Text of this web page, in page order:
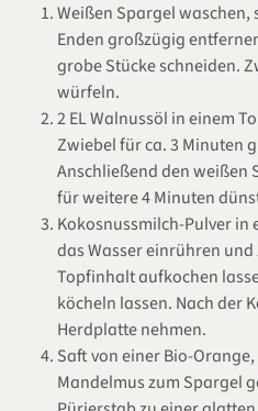
Weißen Spargel
Enden großzügig
grobe Stücke schneiden.
würfeln.
2 EL Walnussöl in einem
Zwiebel für ca. 3 Minuten
Anschließend den weißen
für weitere 4 Minuten
Kokosnussmilch-Pulver in
das Wasser einrühren
Topfinhalt aufkochen
köcheln lassen. Nach der
Herdplatte nehmen.
Saft von einer Bio-
Mandelmus zum Spargel